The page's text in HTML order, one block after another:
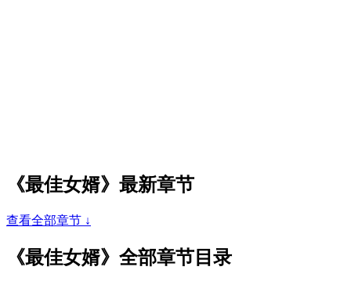
《最佳女婿》最新章节
查看全部章节 ↓
《最佳女婿》全部章节目录